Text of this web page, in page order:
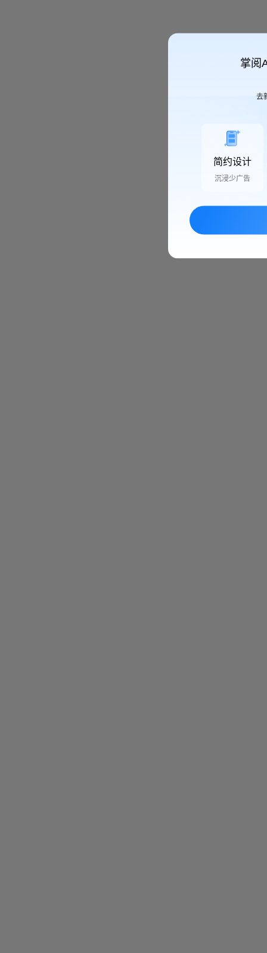
掌阅
去
简约设计
沉浸少广告